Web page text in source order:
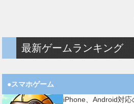
最新ゲームランキング
●スマホゲーム
iPhone、Android対応